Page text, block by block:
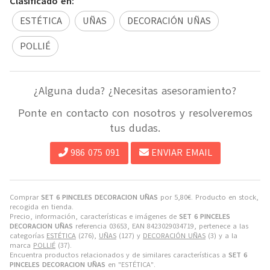
Comprar SET 6 PINCELES DECORACION UÑAS por 5,80€. Producto en stock,
recogida en tienda.
Precio, información, características e imágenes de SET 6 PINCELES
DECORACION UÑAS referencia 03653, EAN 8423029034719, pertenece a las
categorías ESTÉTICA (276), UÑAS (127) y DECORACIÓN UÑAS (3) y a la
marca POLLIÉ (37).
Encuentra productos relacionados y de similares características a SET 6
PINCELES DECORACION UÑAS en "ESTÉTICA".
ESTÉTICA
UÑAS
DECORACIÓN UÑAS
POLLIÉ
¿Alguna duda? ¿Necesitas asesoramiento?
Ponte en contacto con nosotros y resolveremos
tus dudas.
986 075 091 ENVIAR EMAIL